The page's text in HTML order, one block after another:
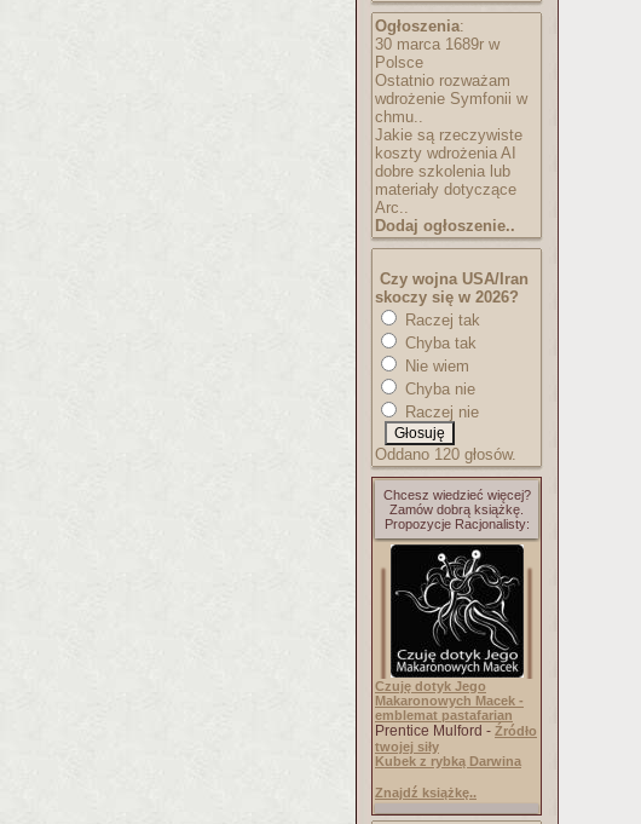
Ogłoszenia:
30 marca 1689r w
Polsce
Ostatnio rozważam
wdrożenie Symfonii w
chmu..
Jakie są rzeczywiste
koszty wdrożenia AI
dobre szkolenia lub
materiały dotyczące
Arc..
Dodaj ogłoszenie..
Czy wojna USA/Iran
skoczy się w 2026?
Raczej tak
Chyba tak
Nie wiem
Chyba nie
Raczej nie
Oddano 120 głosów.
Chcesz wiedzieć więcej?
Zamów dobrą książkę.
Propozycje Racjonalisty:
Czuję dotyk Jego
Makaronowych Macek -
emblemat pastafarian
Prentice Mulford - Źródło
twojej siły
Kubek z rybką Darwina
Znajdź książkę..